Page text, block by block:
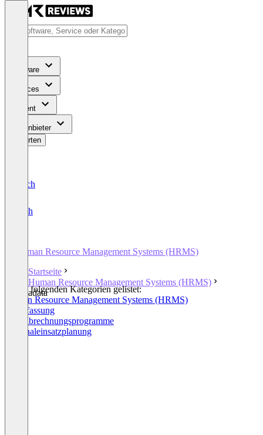
Software
Services
Content
Für Anbieter
Bewerten
Deutsch
English
Human Resource Management Systems (HRMS)
Startseite
Human Resource Management Systems (HRMS)
adata
In den folgenden Kategorien gelistet:
Human Resource Management Systems (HRMS)
Zeiterfassung
Lohnabrechnungsprogramme
Personaleinsatzplanung